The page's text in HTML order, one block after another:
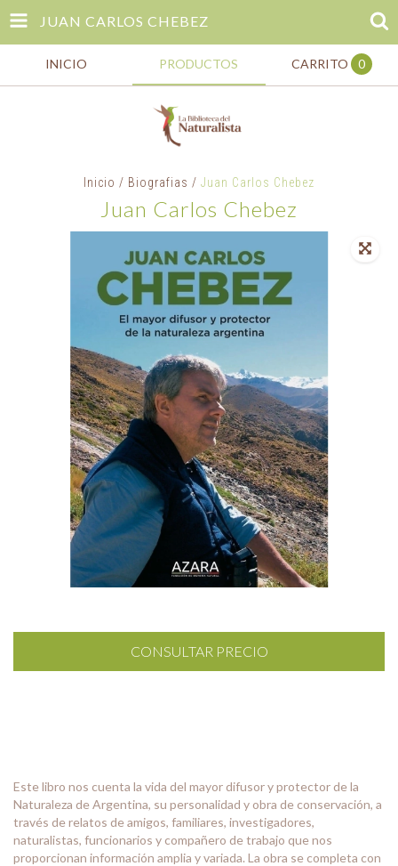
JUAN CARLOS CHEBEZ
INICIO PRODUCTOS CARRITO 0
Inicio / Biografias / Juan Carlos Chebez
Juan Carlos Chebez
Este libro nos cuenta la vida del mayor difusor y protector de la
Naturaleza de Argentina, su personalidad y obra de conservación, a
través de relatos de amigos, familiares, investigadores,
naturalistas, funcionarios y compañero de trabajo que nos
proporcionan información amplia y variada. La obra se completa con